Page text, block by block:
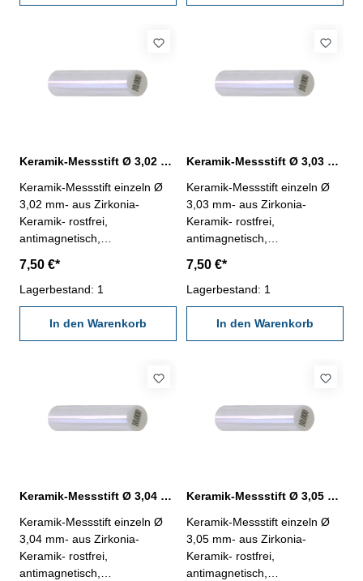
Keramik-Messstift Ø 3,02 mm ± 0,0015 mm
Keramik-Messstift einzeln Ø
3,02 mm- aus Zirkonia-
Keramik- rostfrei,
antimagnetisch,
1250- Werkstatt-Ausführung-
Länge 50 mm- Genauigkeit <
± 0,0015 mm- in Kunststoff-
7,50 €*
Lagerbestand: 1
In den Warenkorb
Keramik-Messstift Ø 3,03 mm ± 0,0015 mm
Keramik-Messstift einzeln Ø
3,03 mm- aus Zirkonia-
Keramik- rostfrei,
antimagnetisch,
1250- Werkstatt-Ausführung-
Länge 50 mm- Genauigkeit <
± 0,0015 mm- in Kunststoff-
7,50 €*
Lagerbestand: 1
In den Warenkorb
Keramik-Messstift Ø 3,04 mm ± 0,0015 mm
Keramik-Messstift einzeln Ø
3,04 mm- aus Zirkonia-
Keramik- rostfrei,
antimagnetisch,
Keramik-Messstift Ø 3,05 mm ± 0,0015 mm
Keramik-Messstift einzeln Ø
3,05 mm- aus Zirkonia-
Keramik- rostfrei,
antimagnetisch,